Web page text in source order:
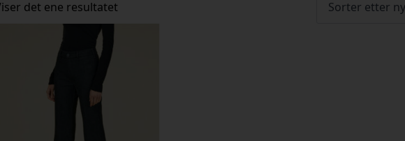
det ene resultatet